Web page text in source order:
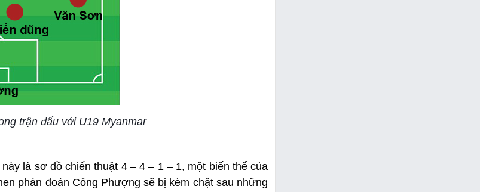
trận đấu với U19 Myanmar
là sơ đồ chiến thuật 4 – 4 – 1 – 1, một biến thể của
phán đoán Công Phượng sẽ bị kèm chặt sau những